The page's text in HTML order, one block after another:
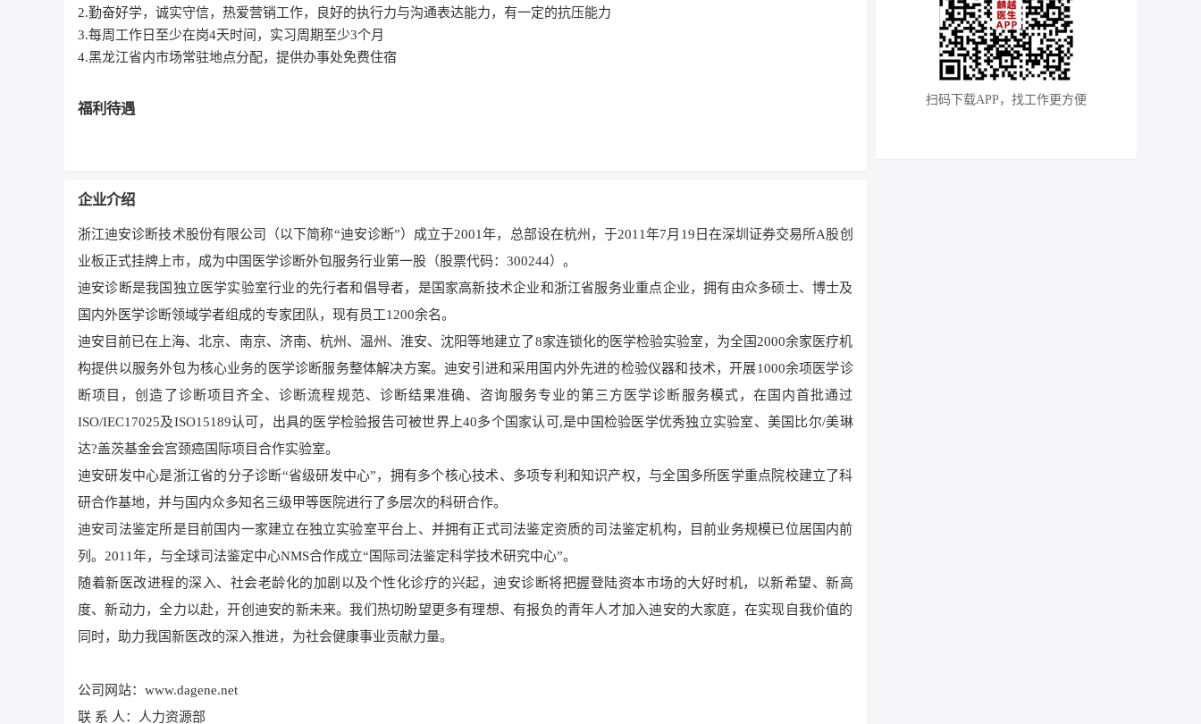
2.勤奋好学，诚实守信，热爱营销工作，良好的执行力与沟通表达能力，有一定的抗压能力
3.每周工作日至少在岗4天时间，实习周期至少3个月
4.黑龙江省内市场常驻地点分配，提供办事处免费住宿
福利待遇
企业介绍
浙江迪安诊断技术股份有限公司（以下简称“迪安诊断”）成立于2001年，总部设在杭州，于2011年7月19日在深圳证券交易所A股创
业板正式挂牌上市，成为中国医学诊断外包服务行业第一股（股票代码：300244）。
迪安诊断是我国独立医学实验室行业的先行者和倡导者，是国家高新技术企业和浙江省服务业重点企业，拥有由众多硕士、博士及
国内外医学诊断领域学者组成的专家团队，现有员工1200余名。
迪安目前已在上海、北京、南京、济南、杭州、温州、淮安、沈阳等地建立了8家连锁化的医学检验实验室，为全国2000余家医疗机
构提供以服务外包为核心业务的医学诊断服务整体解决方案。迪安引进和采用国内外先进的检验仪器和技术，开展1000余项医学诊
断项目，创造了诊断项目齐全、诊断流程规范、诊断结果准确、咨询服务专业的第三方医学诊断服务模式，在国内首批通过
ISO/IEC17025及ISO15189认可，出具的医学检验报告可被世界上40多个国家认可,是中国检验医学优秀独立实验室、美国比尔/美琳
达?盖茨基金会宫颈癌国际项目合作实验室。
迪安研发中心是浙江省的分子诊断“省级研发中心”，拥有多个核心技术、多项专利和知识产权，与全国多所医学重点院校建立了科
研合作基地，并与国内众多知名三级甲等医院进行了多层次的科研合作。
迪安司法鉴定所是目前国内一家建立在独立实验室平台上、并拥有正式司法鉴定资质的司法鉴定机构，目前业务规模已位居国内前
列。2011年，与全球司法鉴定中心NMS合作成立“国际司法鉴定科学技术研究中心”。
随着新医改进程的深入、社会老龄化的加剧以及个性化诊疗的兴起，迪安诊断将把握登陆资本市场的大好时机，以新希望、新高
度、新动力，全力以赴，开创迪安的新未来。我们热切盼望更多有理想、有报负的青年人才加入迪安的大家庭，在实现自我价值的
同时，助力我国新医改的深入推进，为社会健康事业贡献力量。
公司网站：www.dagene.net
联 系 人：人力资源部
扫码下载APP，找工作更方便